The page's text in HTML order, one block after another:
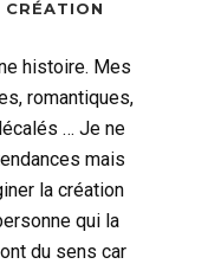
histoire. Mes
romantiques,
… Je ne
mais
la création
qui la
du sens car